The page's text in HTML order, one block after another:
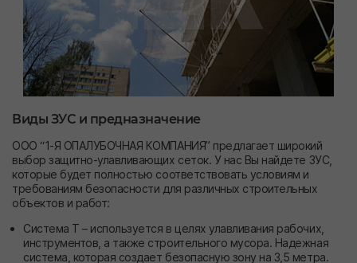
Виды ЗУС и предназначение
ООО “1-Я ОПАЛУБОЧНАЯ КОМПАНИЯ” предлагает широкий
выбор защитно-улавливающих сеток. У нас Вы найдете ЗУС,
которые будет полностью соответствовать условиям и
требованиям безопасности для различных строительных
объектов и работ:
Система Т – используется в целях улавливания рабочих,
инструментов, а также строительного мусора. Надежная
система, которая создает безопасную зону на 3,5 метра.